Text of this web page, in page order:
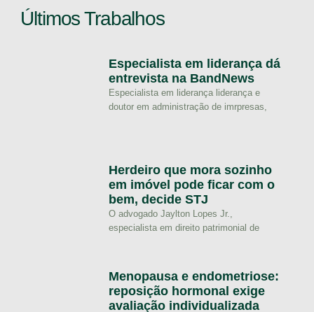
Últimos Trabalhos
Especialista em liderança dá
entrevista na BandNews
Especialista em liderança liderança e
doutor em administração de imrpresas,
Herdeiro que mora sozinho
em imóvel pode ficar com o
bem, decide STJ
O advogado Jaylton Lopes Jr.,
especialista em direito patrimonial de
Menopausa e endometriose:
reposição hormonal exige
avaliação individualizada